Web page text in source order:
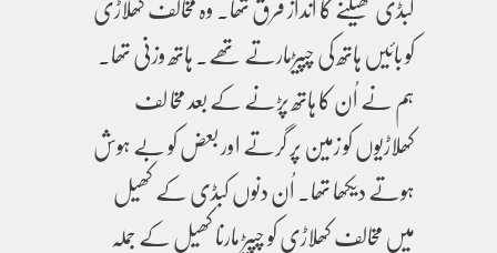
کو بائیں ہاتھ کی چپیڑمارتے تھے۔ ہاتھ وزنی تھا۔
ہم نے اُن کا ہاتھ پڑنے کے بعد مخا لف
کھلاڑیوں کو زمین پر گرتے اور بعض کو بے ہوش
ہوتے دیکھا تھا۔ اُن دنوں کبڈی کے کھیل
میں مخالف کھلاڑی کو چپیڑ مارنا کھیل کے جملہ